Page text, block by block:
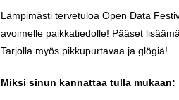
Lämpimästi tervetuloa Open Data
avoimelle paikkatiedolle! Pääset
Tarjolla myös pikkupurtavaa ja glögiä!
Miksi sinun kannattaa tulla mukaan: